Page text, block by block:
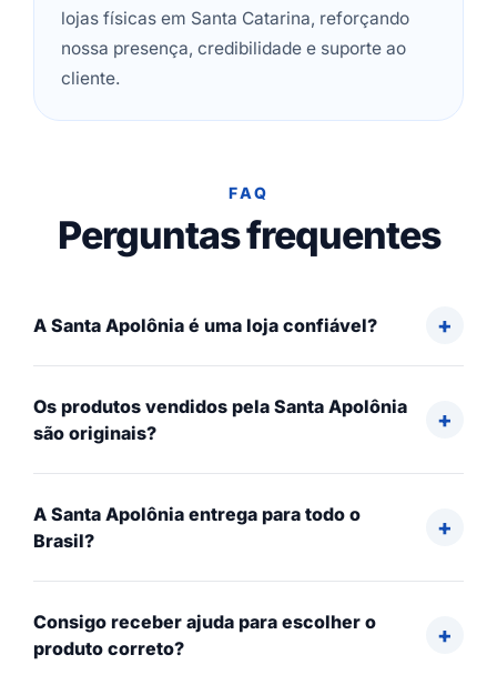
lojas físicas em Santa Catarina, reforçando
nossa presença, credibilidade e suporte ao
cliente.
FAQ
Perguntas frequentes
A Santa Apolônia é uma loja confiável?
Os produtos vendidos pela Santa Apolônia
são originais?
A Santa Apolônia entrega para todo o
Brasil?
Consigo receber ajuda para escolher o
produto correto?